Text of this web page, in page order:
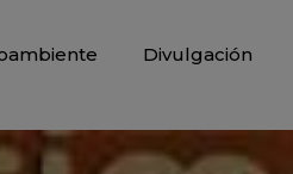
Divulgación